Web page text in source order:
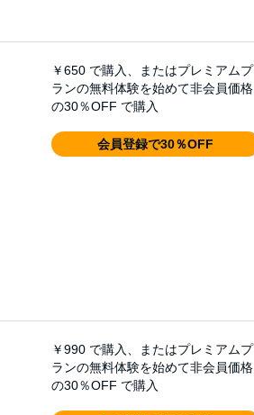
￥650 で購入、またはプレミアムプ
ランの無料体験を始めて非会員価格
の30％OFF で購入
会員登録で30％OFF
￥990 で購入、またはプレミアムプ
ランの無料体験を始めて非会員価格
の30％OFF で購入